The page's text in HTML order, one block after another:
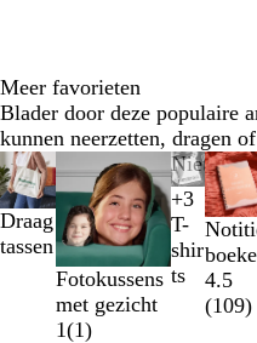
Meer favorieten
Blader door deze populaire
kunnen neerzetten, dragen
Draag
tassen
Fotokussens
met gezicht
1(1)
Niet op
Z
w
a
r
W
i
t
G
e
e
l
R
o
o
d
+3
T-
shir
ts
4.5
(109)
Dia's
1
t/m
2